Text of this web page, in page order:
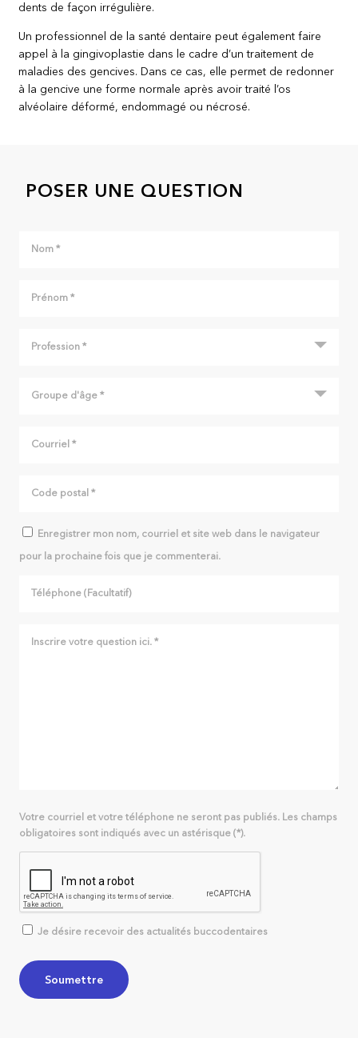
dents de façon irrégulière.
Un professionnel de la santé dentaire peut également faire
appel à la gingivoplastie dans le cadre d’un traitement de
maladies des gencives. Dans ce cas, elle permet de redonner
à la gencive une forme normale après avoir traité l’os
alvéolaire déformé, endommagé ou nécrosé.
POSER UNE QUESTION
Enregistrer mon nom, courriel et site web dans le navigateur
pour la prochaine fois que je commenterai.
Votre courriel et votre téléphone ne seront pas publiés. Les champs
obligatoires sont indiqués avec un astérisque (*).
Je désire recevoir des actualités buccodentaires